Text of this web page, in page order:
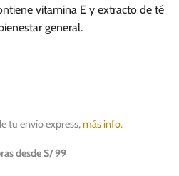
vitamina E y extracto de té
general.
tu envío express,más info.
desde S/ 99